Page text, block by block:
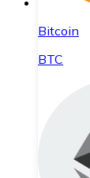
Bitcoin
BTC